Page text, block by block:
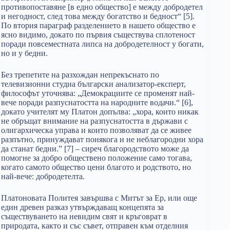
противопоставяне [в едно общество] е между добродетел
и негодност, след това между богатство и бедност“ [5].
По втория параграф разделението в нашето общество е
ясно видимо, докато по първия съществува сплотеност
поради повсеместната липса на добродетелност у богати,
но и у бедни.
Без трепетите на разхождан непрекъснато по
телевизионни студиа български анализатор-експерт,
философът уточнява: „Демокрациите се променят най-
вече nopaди разпуснатостта на народните водачи.“ [6],
докато учителят му Платон допълва: „хора, които никак
не обръщат внимание на разпуснатостта в държави с
олигархическа управа и които позволяват да се живее
разпътно, принуждават понякога и не неблагородни хора
да станат бедни.” [7] – сиреч благородството може да
помогне за добро обществено положение само тогава,
когато самото общество цени благото и родството, но
най-вече: добродетелта.
Платоновата Политея завършва с Митът за Ер, или още
един древен разказ утвърждаващ концепята за
съществуването на невидим свят и кръговрат в
природата, както и със съвет, отправен към отделния